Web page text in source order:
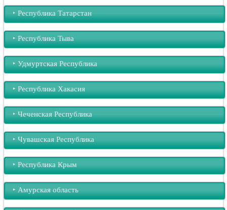
‣︎ Республика Татарстан
‣︎ Республика Тыва
‣︎ Удмуртская Республика
‣︎ Республика Хакасия
‣︎ Чеченская Республика
‣︎ Чувашская Республика
‣︎ Республика Крым
‣︎ Амурская область